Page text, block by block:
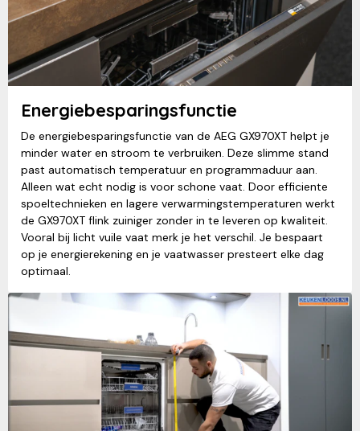
Energiebesparingsfunctie
De energiebesparingsfunctie van de AEG GX970XT helpt je
minder water en stroom te verbruiken. Deze slimme stand
past automatisch temperatuur en programmaduur aan.
Alleen wat echt nodig is voor schone vaat. Door efficiente
spoeltechnieken en lagere verwarmingstemperaturen werkt
de GX970XT flink zuiniger zonder in te leveren op kwaliteit.
Vooral bij licht vuile vaat merk je het verschil. Je bespaart
op je energierekening en je vaatwasser presteert elke dag
optimaal.